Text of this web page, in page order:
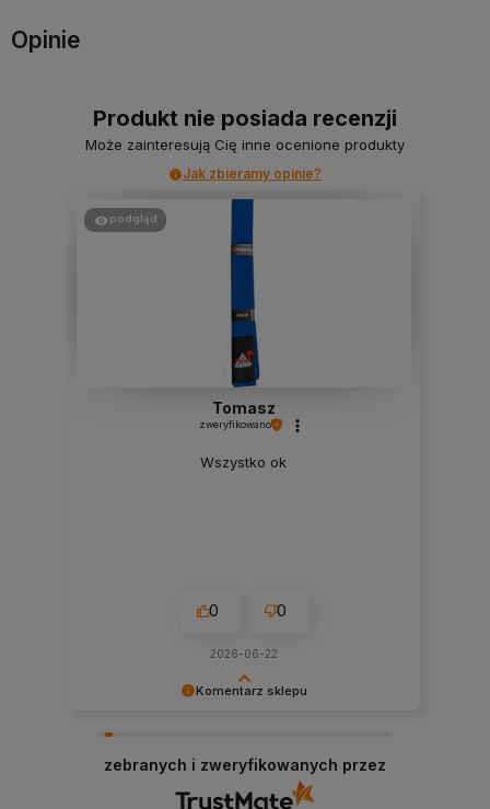
Opinie
Produkt nie posiada recenzji
Może zainteresują Cię inne ocenione produkty
Jak zbieramy opinie?
Komentarz sklepu
Doceniamy czas i wysiłek włożony w podzielenie
się z nami Twoimi doświadczeniami. Do
podgląd
Tomasz
zweryfikowano
Wszystko ok
0 0
2026-06-22
zebranych i zweryfikowanych przez